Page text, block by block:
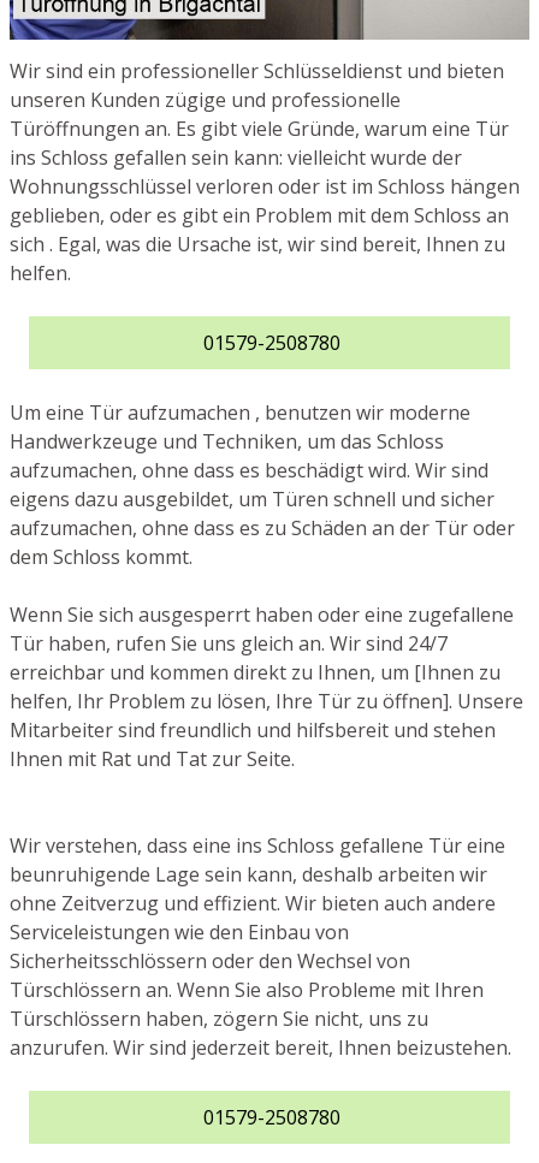
Wir sind ein professioneller Schlüsseldienst und bieten
unseren Kunden zügige und professionelle
Türöffnungen an. Es gibt viele Gründe, warum eine Tür
ins Schloss gefallen sein kann: vielleicht wurde der
Wohnungsschlüssel verloren oder ist im Schloss hängen
geblieben, oder es gibt ein Problem mit dem Schloss an
sich . Egal, was die Ursache ist, wir sind bereit, Ihnen zu
helfen.
01579-2508780
Um eine Tür aufzumachen , benutzen wir moderne
Handwerkzeuge und Techniken, um das Schloss
aufzumachen, ohne dass es beschädigt wird. Wir sind
eigens dazu ausgebildet, um Türen schnell und sicher
aufzumachen, ohne dass es zu Schäden an der Tür oder
dem Schloss kommt.
Wenn Sie sich ausgesperrt haben oder eine zugefallene
Tür haben, rufen Sie uns gleich an. Wir sind 24/7
erreichbar und kommen direkt zu Ihnen, um [Ihnen zu
helfen, Ihr Problem zu lösen, Ihre Tür zu öffnen]. Unsere
Mitarbeiter sind freundlich und hilfsbereit und stehen
Ihnen mit Rat und Tat zur Seite.
Wir verstehen, dass eine ins Schloss gefallene Tür eine
beunruhigende Lage sein kann, deshalb arbeiten wir
ohne Zeitverzug und effizient. Wir bieten auch andere
Serviceleistungen wie den Einbau von
Sicherheitsschlössern oder den Wechsel von
Türschlössern an. Wenn Sie also Probleme mit Ihren
Türschlössern haben, zögern Sie nicht, uns zu
anzurufen. Wir sind jederzeit bereit, Ihnen beizustehen.
01579-2508780